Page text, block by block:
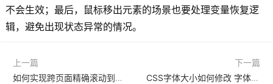
不会生效；最后，鼠标移出元素的场景也要处理变量恢复逻
辑，避免出现状态异常的情况。
上一篇
如何实现跨页面精确滚动到Y轴位置并解决固定头部遮挡问题
下一篇
CSS字体大小如何修改 字体大小修改教程